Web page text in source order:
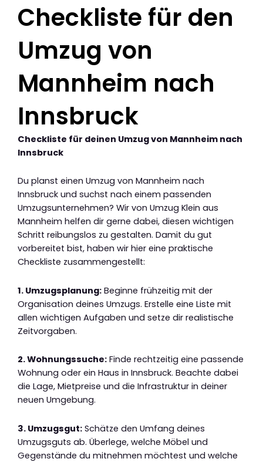
Checkliste für den
Umzug von
Mannheim nach
Innsbruck
Checkliste für deinen Umzug von Mannheim nach
Innsbruck
Du planst einen Umzug von Mannheim nach
Innsbruck und suchst nach einem passenden
Umzugsunternehmen? Wir von Umzug Klein aus
Mannheim helfen dir gerne dabei, diesen wichtigen
Schritt reibungslos zu gestalten. Damit du gut
vorbereitet bist, haben wir hier eine praktische
Checkliste zusammengestellt:
1. Umzugsplanung: Beginne frühzeitig mit der
Organisation deines Umzugs. Erstelle eine Liste mit
allen wichtigen Aufgaben und setze dir realistische
Zeitvorgaben.
2. Wohnungssuche: Finde rechtzeitig eine passende
Wohnung oder ein Haus in Innsbruck. Beachte dabei
die Lage, Mietpreise und die Infrastruktur in deiner
neuen Umgebung.
3. Umzugsgut: Schätze den Umfang deines
Umzugsguts ab. Überlege, welche Möbel und
Gegenstände du mitnehmen möchtest und welche